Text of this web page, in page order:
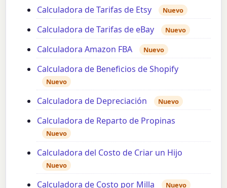
Calculadora de Tarifas de Etsy Nuevo
Calculadora de Tarifas de eBay Nuevo
Calculadora Amazon FBA Nuevo
Calculadora de Beneficios de Shopify
Nuevo
Calculadora de Depreciación Nuevo
Calculadora de Reparto de Propinas
Nuevo
Calculadora del Costo de Criar un Hijo
Nuevo
Calculadora de Costo por Milla Nuevo